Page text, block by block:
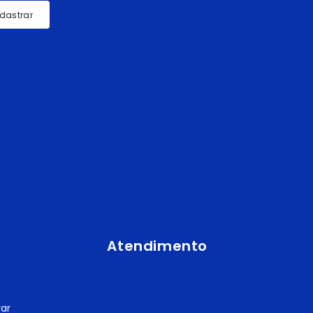
Atendimento